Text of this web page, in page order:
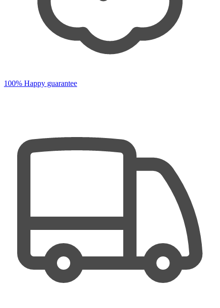
100% Happy guarantee